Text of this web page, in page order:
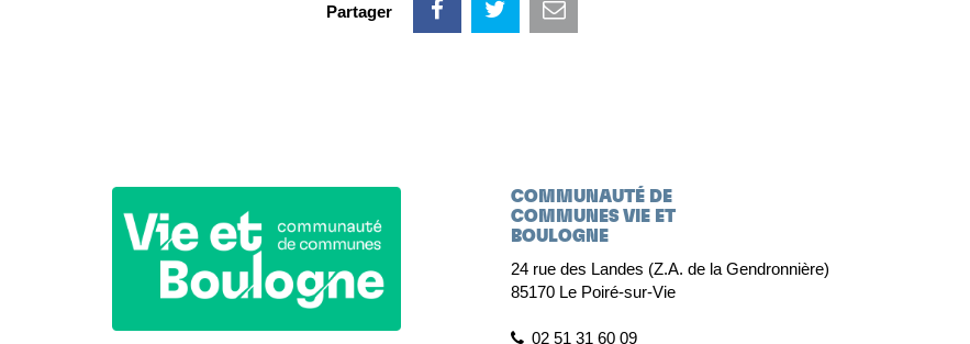
Partager
COMMUNAUTÉ DE
COMMUNES VIE ET
BOULOGNE
24 rue des Landes (Z.A. de la Gendronnière)
85170 Le Poiré-sur-Vie
02 51 31 60 09